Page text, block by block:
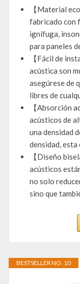
【Material
fabricado con
ignífuga,
para paneles
【Fácil de
acústica son
asegúrese de
libres de
【Absorción
acústicos de
una densidad
densidad, esta
【Diseño
acústicos
no solo
sino que
BESTSELLER NO. 10